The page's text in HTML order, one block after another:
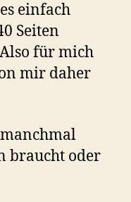
einfach
Seiten
für mich
mir daher
braucht oder